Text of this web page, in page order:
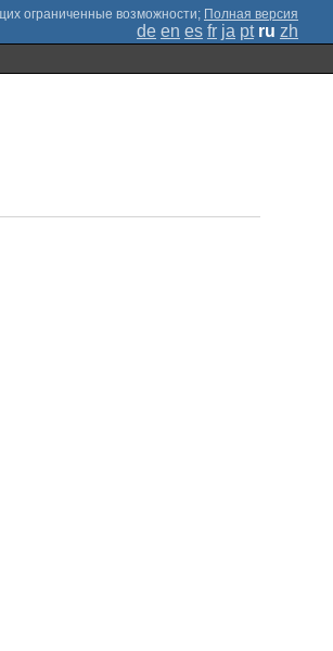
; Полная версия
de en es fr ja pt ru zh